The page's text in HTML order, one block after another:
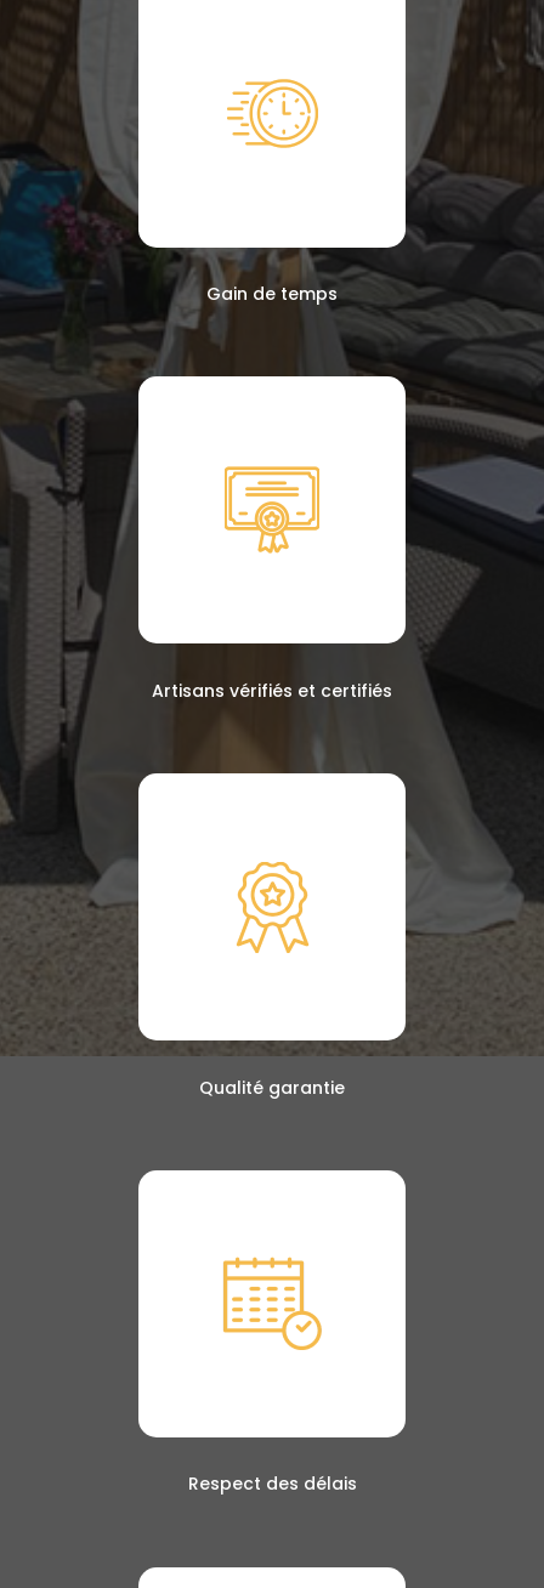
Gain de temps
Artisans vérifiés et certifiés
Qualité garantie
Respect des délais